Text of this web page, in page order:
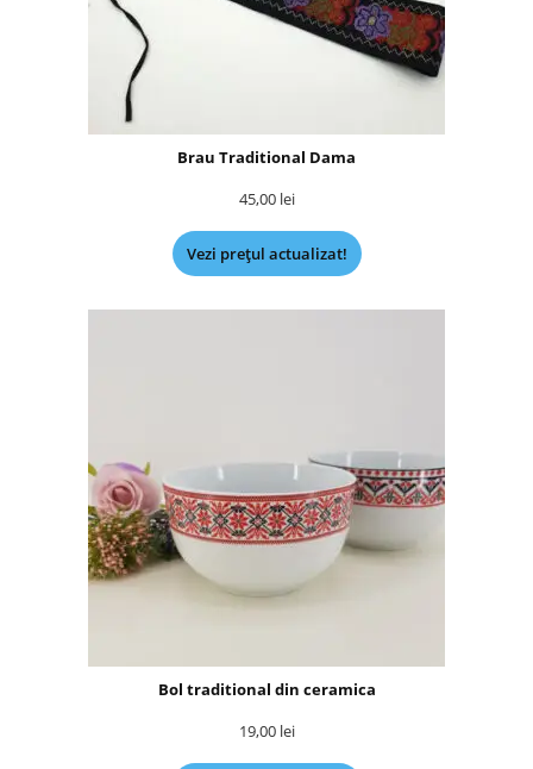
Brau Traditional Dama
45,00 lei
Vezi prețul actualizat!
Bol traditional din ceramica
19,00 lei